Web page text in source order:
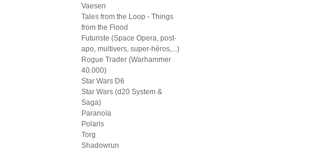
Vaesen
Tales from the Loop - Things
from the Flood
Futuriste (Space Opera, post-
apo, multivers, super-héros,...)
Rogue Trader (Warhammer
40.000)
Star Wars D6
Star Wars (d20 System &
Saga)
Paranoïa
Polaris
Torg
Shadowrun